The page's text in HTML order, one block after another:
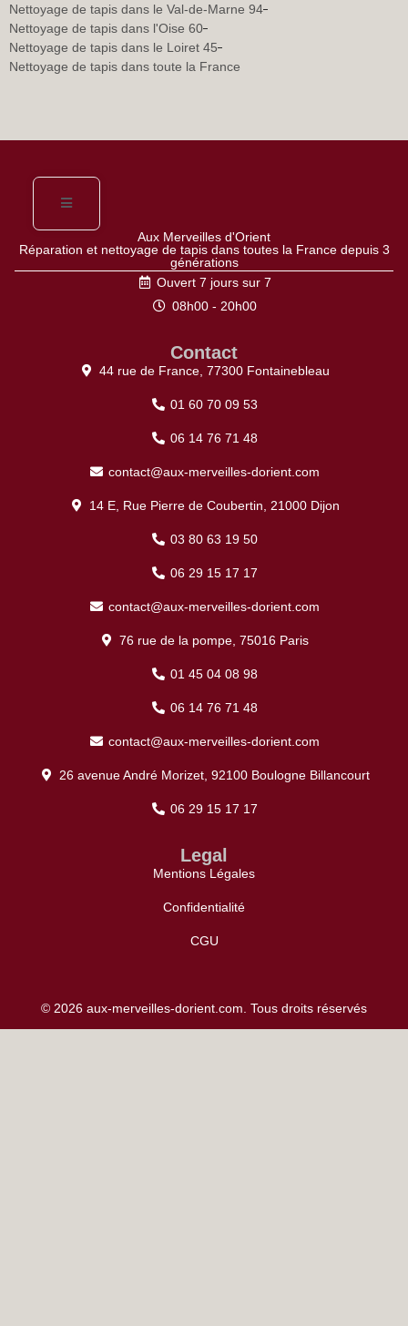
Nettoyage de tapis dans le Val-de-Marne 94
Nettoyage de tapis dans l'Oise 60
Nettoyage de tapis dans le Loiret 45
Nettoyage de tapis dans toute la France
Aux Merveilles d'Orient
Réparation et nettoyage de tapis dans toutes la France depuis 3
générations
Ouvert 7 jours sur 7
08h00 - 20h00
Contact
44 rue de France, 77300 Fontainebleau
01 60 70 09 53
06 14 76 71 48
contact@aux-merveilles-dorient.com
14 E, Rue Pierre de Coubertin, 21000 Dijon
03 80 63 19 50
06 29 15 17 17
contact@aux-merveilles-dorient.com
76 rue de la pompe, 75016 Paris
01 45 04 08 98
06 14 76 71 48
contact@aux-merveilles-dorient.com
26 avenue André Morizet, 92100 Boulogne Billancourt
06 29 15 17 17
Legal
Mentions Légales
Confidentialité
CGU
© 2026 aux-merveilles-dorient.com. Tous droits réservés